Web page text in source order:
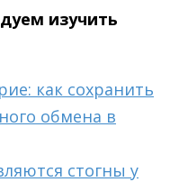
изучить
как сохранить
обмена в
стогны у